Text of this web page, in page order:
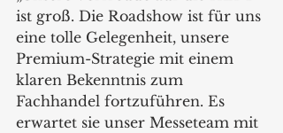
ist groß. Die Roadshow ist für uns
eine tolle Gelegenheit, unsere
Premium-Strategie mit einem
klaren Bekenntnis zum
Fachhandel fortzuführen. Es
erwartet sie unser Messeteam mit